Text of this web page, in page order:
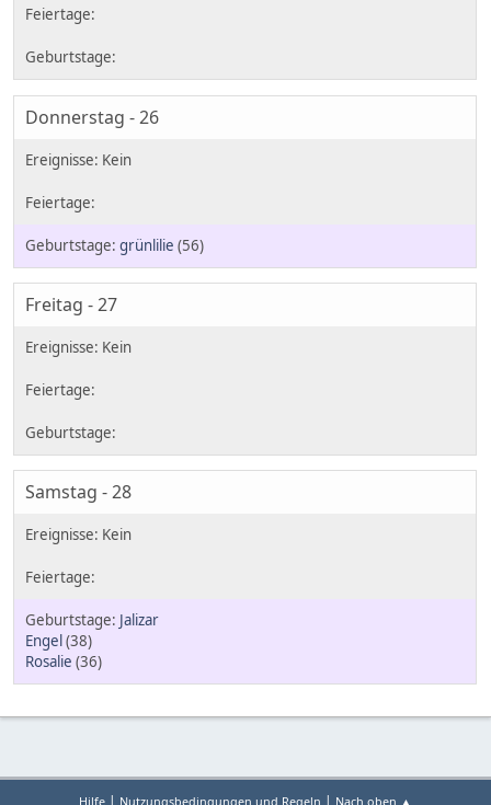
Donnerstag - 26
grünlilie (56)
Freitag - 27
Samstag - 28
Jalizar
Engel (38)
Rosalie (36)
Hilfe | Nutzungsbedingungen und Regeln | Nach oben ▲